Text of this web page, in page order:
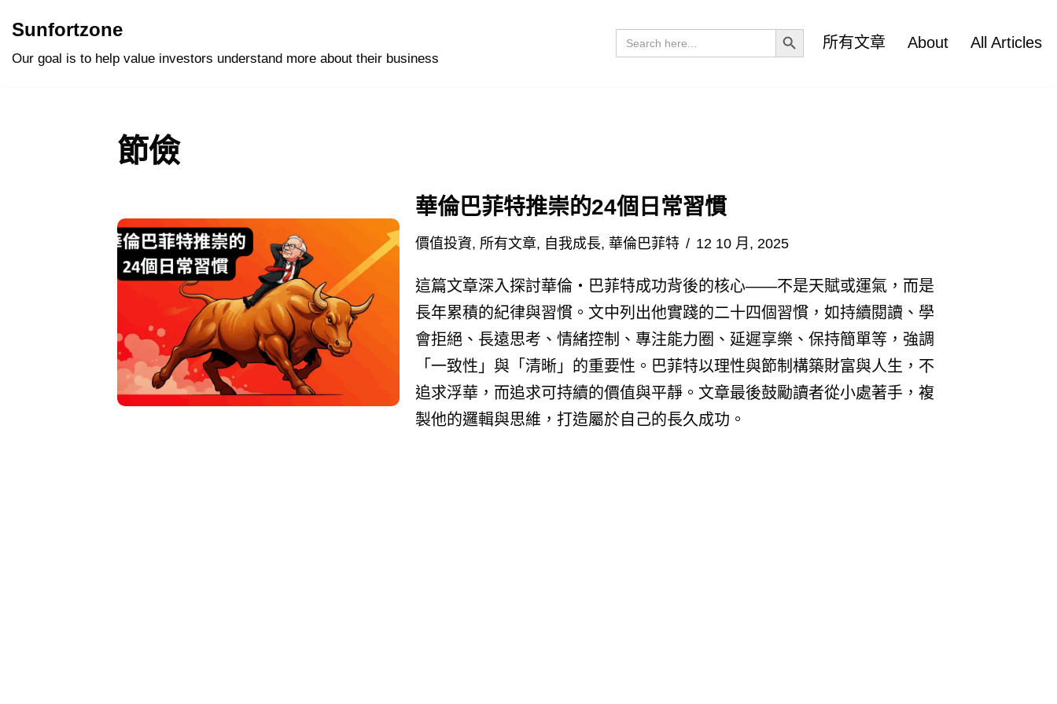
Sunfortzone
Our goal is to help value investors understand more about their business
Search
for:
Search Button
所有文章
About All Articles
節儉
華倫巴菲特推崇的24個日常習慣
價值投資, 所有文章, 自我成長, 華倫巴菲特 12 10 月, 2025
這篇文章深入探討華倫・巴菲特成功背後的核心——不是天賦或運氣，而是
長年累積的紀律與習慣。文中列出他實踐的二十四個習慣，如持續閱讀、學
會拒絕、長遠思考、情緒控制、專注能力圈、延遲享樂、保持簡單等，強調
「一致性」與「清晰」的重要性。巴菲特以理性與節制構築財富與人生，不
追求浮華，而追求可持續的價值與平靜。文章最後鼓勵讀者從小處著手，複
製他的邏輯與思維，打造屬於自己的長久成功。